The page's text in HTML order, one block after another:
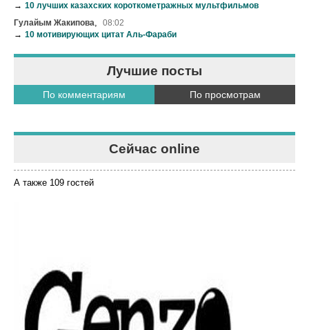
→ 10 лучших казахских короткометражных мультфильмов
Гулайым Жакипова, 08:02
→ 10 мотивирующих цитат Аль-Фараби
Лучшие посты
По комментариям По просмотрам
Сейчас online
А также 109 гостей